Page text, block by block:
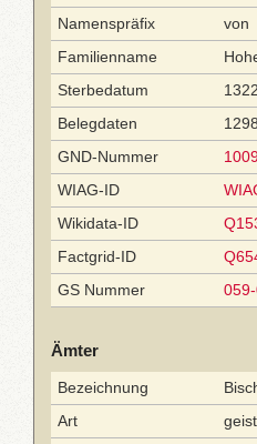
Namenspräfix
von
Familienname
Sterbedatum
1322
Belegdaten
GND-Nummer
WIAG-ID
Wikidata-ID
Factgrid-ID
GS Nummer
Ämter
Bezeichnung
Art